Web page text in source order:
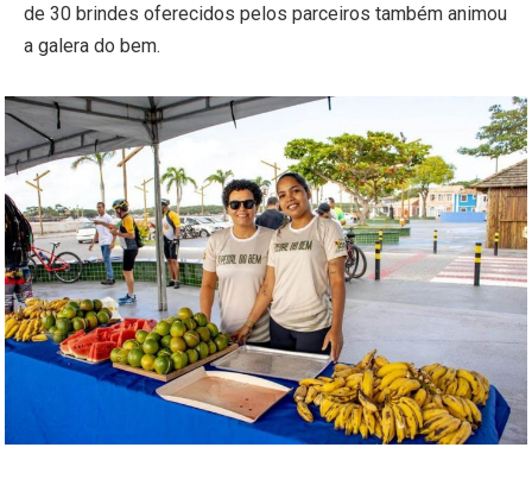
de 30 brindes oferecidos pelos parceiros também animou
a galera do bem.